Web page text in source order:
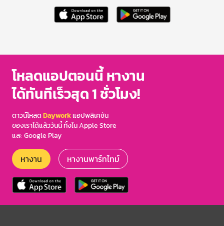
โหลดแอปตอนนี้ หางาน
ได้ทันทีเร็วสุด 1 ชั่วโมง!
ดาวน์โหลดDayworkแอปพลิเคชัน
ของเราได้แล้ววันนี้ ทั้งใน Apple Store
และ Google Play
หางาน หางานพาร์ทไทม์